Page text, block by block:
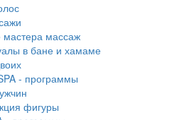
мастера массаж
в бане и хамаме
- программы
фигуры